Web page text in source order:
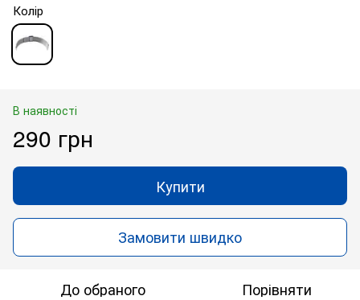
Колір
В наявності
290 грн
Купити
Замовити швидко
До обраного Порівняти